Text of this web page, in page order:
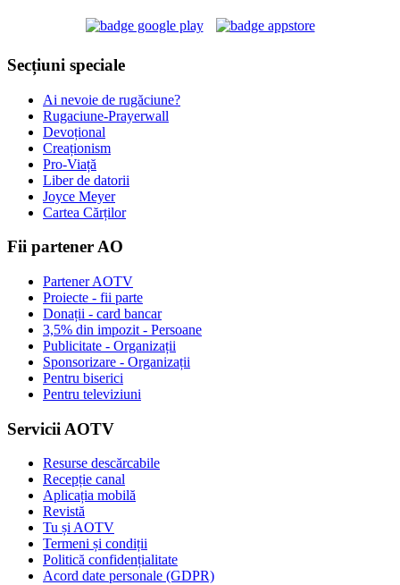
Secțiuni speciale
Ai nevoie de rugăciune?
Rugaciune-Prayerwall
Devoțional
Creaționism
Pro-Viață
Liber de datorii
Joyce Meyer
Cartea Cărților
Fii partener AO
Partener AOTV
Proiecte - fii parte
Donații - card bancar
3,5% din impozit - Persoane
Publicitate - Organizații
Sponsorizare - Organizații
Pentru biserici
Pentru televiziuni
Servicii AOTV
Resurse descărcabile
Recepție canal
Aplicația mobilă
Revistă
Tu și AOTV
Termeni și condiții
Politică confidențialitate
Acord date personale (GDPR)